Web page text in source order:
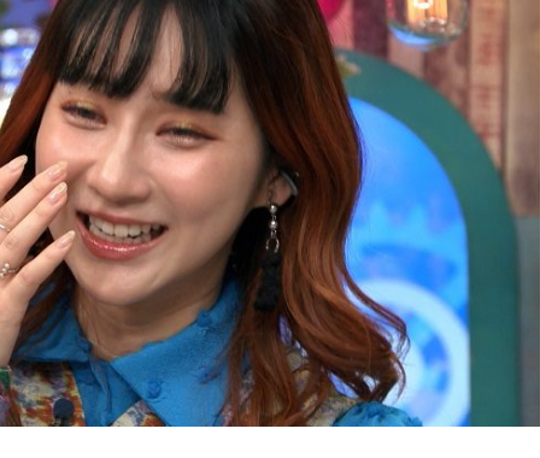
『アイ＝ラブ！げーみん
E齋藤樹愛羅＆佐々木舞
ビュー